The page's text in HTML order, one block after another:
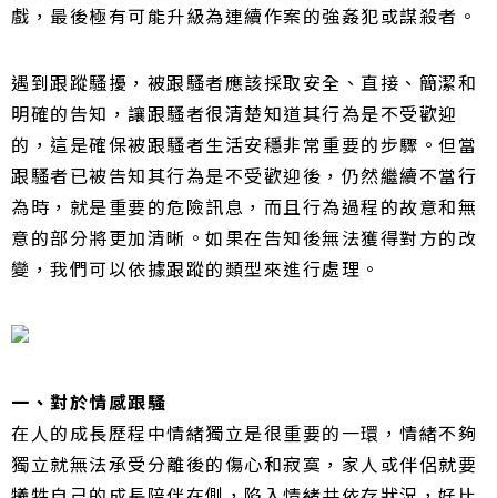
戲，最後極有可能升級為連續作案的強姦犯或謀殺者。
遇到跟蹤騷擾，被跟騷者應該採取安全、直接、簡潔和
明確的告知，讓跟騷者很清楚知道其行為是不受歡迎
的，這是確保被跟騷者生活安穩非常重要的步驟。 但當
跟騷者已被告知其行為是不受歡迎後，仍然繼續不當行
為時，就是重要的危險訊息，而且行為過程的故意和無
意的部分將更加清晰。 如果在告知後無法獲得對方的改
變，我們可以依據跟蹤的類型來進行處理。
一、對於情感跟騷
在人的成長歷程中情緒獨立是很重要的一環，情緒不夠
獨立就無法承受分離後的傷心和寂寞，家人或伴侶就要